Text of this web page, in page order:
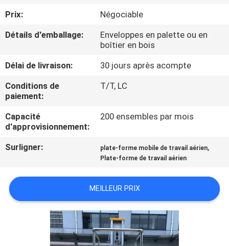
VISITE
DE
CONTRÔLE
DE
LA
QUALITÉ
NOUS
CONTACTER
NOUVELLES
Prix:
Négociable
Détails d'emballage:
Enveloppes en palette ou en
boîtier en bois
Délai de livraison:
30 jours après acompte
Conditions de
paiement:
T/T, LC
Capacité
d'approvisionnement:
200 ensembles par mois
Surligner: plate-forme mobile de travail aérien,
Plate-forme de travail aérien
MEILLEUR PRIX